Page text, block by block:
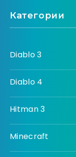
Категории
Diablo 3
Diablo 4
Hitman 3
Minecraft